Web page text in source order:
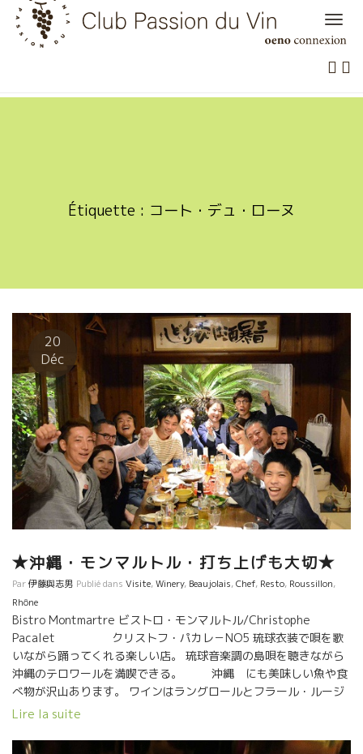
Skip
content
Étiquette : コート・デュ・ローヌ
20
Déc
★沖縄・モンマルトル・打ち上げも大切★
Par伊藤與志男 Publié dans Visite,Winery, Beaujolais,Chef, Resto, Roussillon,
Rhône
Bistro Montmartre ビストロ・モンマルトル/Christophe
Pacalet クリストフ・パカレ－NO5 琉球衣装で唄を歌
いながら踊ってくれる楽しい店。 琉球音楽調の島唄を聴きながら
沖縄のテロワールを満喫できる。 沖縄 にも美味しい魚や食
べ物が沢山あります。 ワインはラングロールとフラール・ルージ
ュの共同ボトルのマグナムを開けた。 スイスイ体内に入って浸透
のミネラルが融合したワイン。何て美味しいんだろう。
Lire la suite